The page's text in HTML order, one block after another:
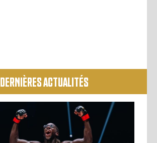
DERNIÈRES ACTUALITÉS